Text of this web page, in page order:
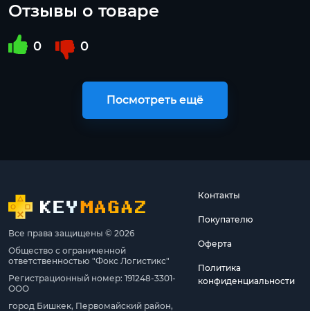
Отзывы о товаре
0 0
Посмотреть ещё
Все права защищены © 2026
Общество с ограниченной
ответственностью "Фокс Логистикс"
Регистрационный номер: 191248-3301-
ООО
город Бишкек, Первомайский район,
Контакты
Покупателю
Оферта
Политика
конфиденциальности